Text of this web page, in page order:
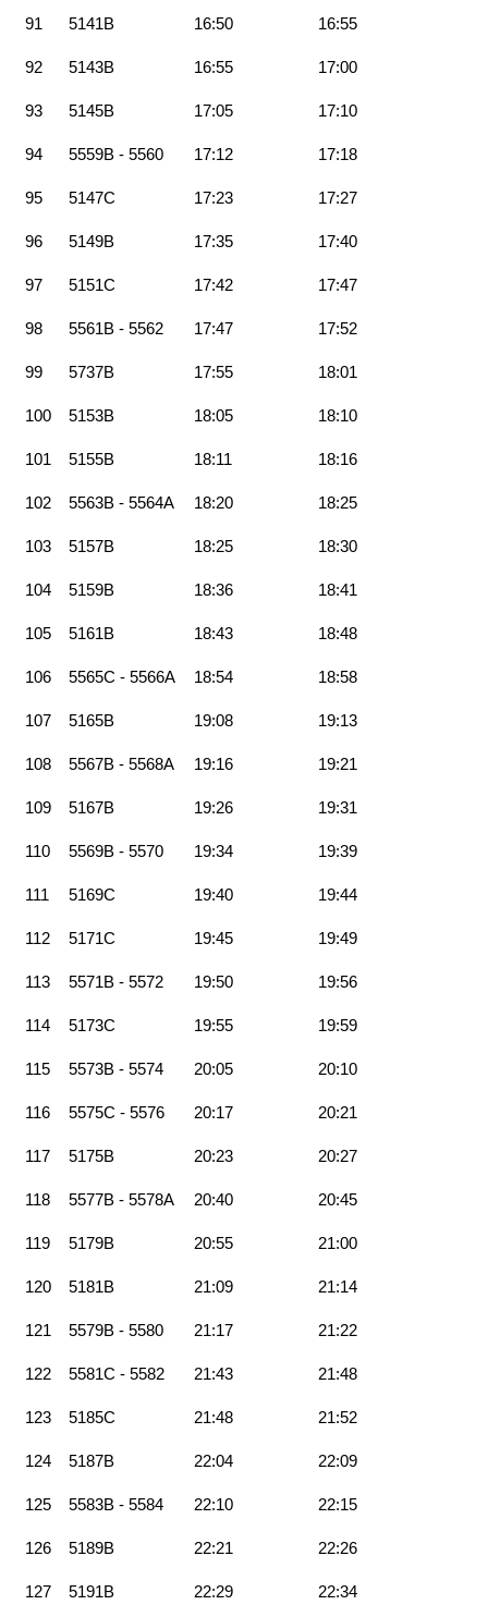
91 5141B 16:50 16:55
92 5143B 16:55 17:00
93 5145B 17:05 17:10
94 5559B - 5560 17:12 17:18
95 5147C 17:23 17:27
96 5149B 17:35 17:40
97 5151C 17:42 17:47
98 5561B - 5562 17:47 17:52
99 5737B 17:55 18:01
100 5153B 18:05 18:10
101 5155B 18:11 18:16
102 5563B - 5564A 18:20 18:25
103 5157B 18:25 18:30
104 5159B 18:36 18:41
105 5161B 18:43 18:48
106 5565C - 5566A 18:54 18:58
107 5165B 19:08 19:13
108 5567B - 5568A 19:16 19:21
109 5167B 19:26 19:31
110 5569B - 5570 19:34 19:39
111 5169C 19:40 19:44
112 5171C 19:45 19:49
113 5571B - 5572 19:50 19:56
114 5173C 19:55 19:59
115 5573B - 5574 20:05 20:10
116 5575C - 5576 20:17 20:21
117 5175B 20:23 20:27
118 5577B - 5578A 20:40 20:45
119 5179B 20:55 21:00
120 5181B 21:09 21:14
121 5579B - 5580 21:17 21:22
122 5581C - 5582 21:43 21:48
123 5185C 21:48 21:52
124 5187B 22:04 22:09
125 5583B - 5584 22:10 22:15
126 5189B 22:21 22:26
127 5191B 22:29 22:34